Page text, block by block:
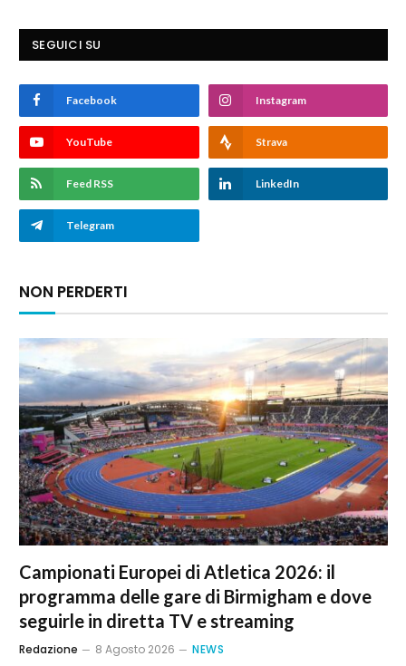
SEGUICI SU
Facebook Instagram
YouTube Strava
Feed RSS LinkedIn
Telegram
NON PERDERTI
Campionati Europei di Atletica 2026: il
programma delle gare di Birmigham e dove
seguirle in diretta TV e streaming
Redazione 8 Agosto 2026 NEWS